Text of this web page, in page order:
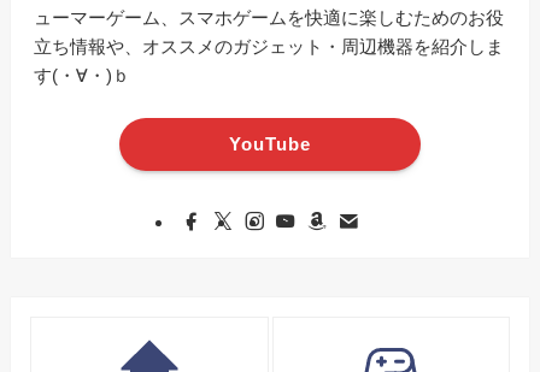
ューマーゲーム、スマホゲームを快適に楽しむためのお役
立ち情報や、オススメのガジェット・周辺機器を紹介しま
す(・∀・)ｂ
YouTube